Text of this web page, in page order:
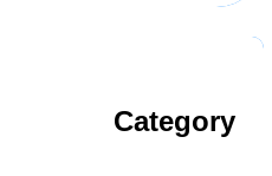
Category